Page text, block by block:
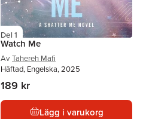
Del 1
Watch Me
Av Tahereh Mafi
Häftad, Engelska, 2025
189 kr
Lägg i varukorg